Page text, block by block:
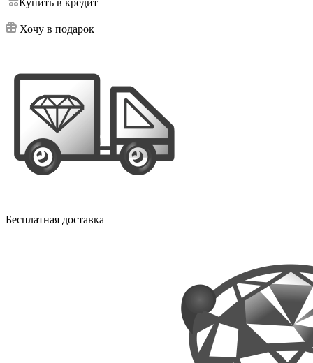
Купить в кредит
Хочу в подарок
Бесплатная доставка